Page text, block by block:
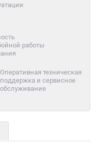
работы
Оперативная техническая
поддержка и сервисное
обслуживание